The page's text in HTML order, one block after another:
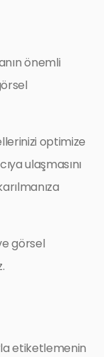
önemli
optimize
ulaşmasını
görsel
etiketlemenin